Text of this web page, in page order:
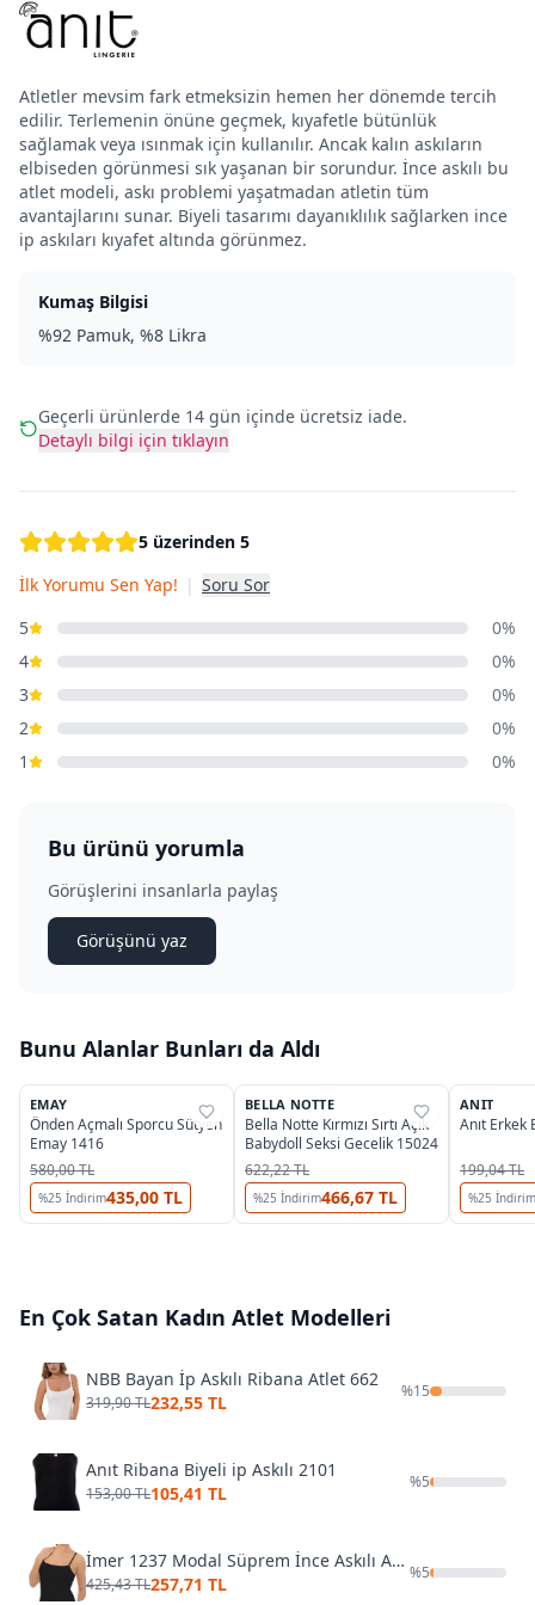
Atletler mevsim fark etmeksizin hemen her dönemde tercih
edilir. Terlemenin önüne geçmek, kıyafetle bütünlük
sağlamak veya ısınmak için kullanılır. Ancak kalın askıların
elbiseden görünmesi sık yaşanan bir sorundur. İnce askılı bu
atlet modeli, askı problemi yaşatmadan atletin tüm
avantajlarını sunar. Biyeli tasarımı dayanıklılık sağlarken ince
ip askıları kıyafet altında görünmez.
Kumaş Bilgisi
%92 Pamuk, %8 Likra
Geçerli ürünlerde 14 gün içinde ücretsiz iade.
Detaylı bilgi için tıklayın
5 üzerinden 5
İlk Yorumu Sen Yap! | Soru Sor
5
0%
4
0%
3
0%
2
0%
1
0%
Bu ürünü yorumla
Görüşlerini insanlarla paylaş
Görüşünü yaz
Bunu Alanlar Bunları da Aldı
%32
EMAY
Önden Açmalı Sporcu Sütyen
Emay 1416
580,00 TL
%25 İndirim435,00 TL
%37
BELLA NOTTE
Bella Notte Kırmızı Sırtı Açık
Babydoll Seksi Gecelik 15024
622,22 TL
%25 İndirim466,67 TL
%31
ANIT
Anıt Erkek
199,04 TL
%25 İndirim
En Çok Satan Kadın Atlet Modelleri
NBB Bayan İp Askılı Ribana Atlet 662
319,90 TL232,55 TL
%15
Anıt Ribana Biyeli ip Askılı 2101
153,00 TL105,41 TL
%5
İmer 1237 Modal Süprem İnce Askılı Atlet
425,43 TL257,71 TL
%5